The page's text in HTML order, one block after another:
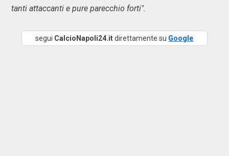
tanti attaccanti e pure parecchio forti".
segui CalcioNapoli24.itdirettamente su Google